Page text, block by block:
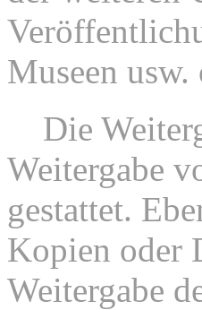
Museen
Die
Weitergabe
gestattet.
Kopien oder
Weitergabe